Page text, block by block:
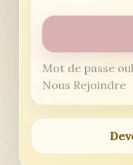
Mot de passe
Nous Rejoindre